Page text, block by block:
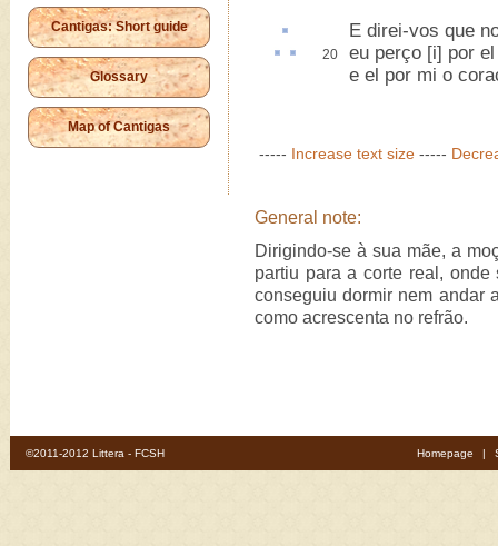
Cantigas: Short guide
Glossary
Map of Cantigas
E direi-vos que
20 eu perço [i] por
e el por mi o
----- Increase text size -----
General note:
Dirigindo-se à sua mãe, a
partiu para a corte real,
conseguiu dormir nem andar
como acrescenta no refrão.
©2011-2012 Littera - FCSH Homepage |